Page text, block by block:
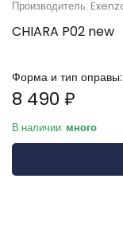
Производитель:
CHIARA P02 new
Форма и тип оправы:
8 490 ₽
В наличии: много